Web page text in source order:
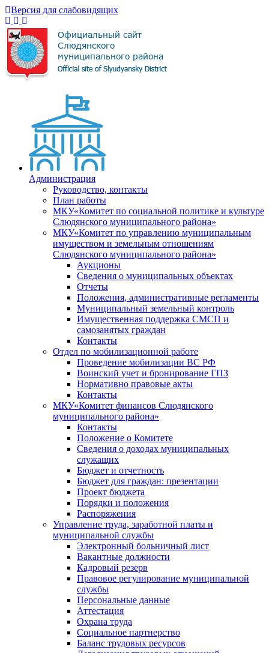
Версия для слабовидящих
Администрация
Руководство, контакты
План работы
МКУ«Комитет по социальной политике и культуре
Слюдянского муниципального района»
МКУ«Комитет по управлению муниципальным
имуществом и земельным отношениям
Слюдянского муниципального района»
Аукционы
Сведения о муниципальных объектах
Отчеты
Положения, административные регламенты
Муниципальный земельный контроль
Имущественная поддержка СМСП и
самозанятых граждан
Контакты
Отдел по мобилизационной работе
Проведение мобилизации ВС РФ
Воинский учет и бронирование ГПЗ
Нормативно правовые акты
Контакты
МКУ«Комитет финансов Слюдянского
муниципального района»
Контакты
Положение о Комитете
Сведения о доходах муниципальных
служащих
Бюджет и отчетность
Бюджет для граждан: презентации
Проект бюджета
Порядки и положения
Распоряжения
Управление труда, заработной платы и
муниципальной службы
Электронный больничный лист
Вакантные должности
Кадровый резерв
Правовое регулирование муниципальной
службы
Персональные данные
Аттестация
Охрана труда
Социальное партнерство
Баланс трудовых ресурсов